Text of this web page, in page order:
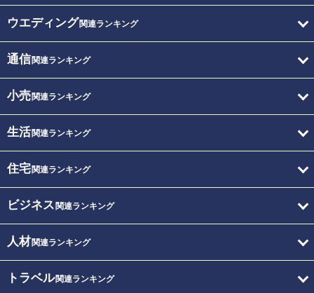
ウエディング関連ランキング
通信関連ランキング
小売関連ランキング
生活関連ランキング
住宅関連ランキング
ビジネス 関連ランキング
人材関連ランキング
トラベル関連ランキング